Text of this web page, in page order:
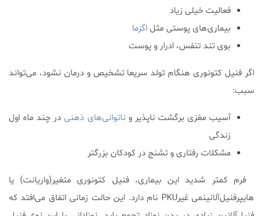
فعالیت خیلی زیاد
بیماری‌های پوستی مثلاگزما
بوی تند تنفس، ادرار و پوست
اگر فنیل کتونوری هنگام تولد سریعا تشخیص و درمان نشود، می‌تواند
سبب:
آسیب مغزی برگشت ناپذیر و ناتوانی‌های ذهنیدر چند ماه اول
زندگی
مشکلات رفتاری و تشنج در کودکان بزرگتر
فرم کمتر شدید این بیماری، فنیل کتونوری متغیر(واریانت) یا
هایپرفنیل‌آلانینمی غیرPKU نام دارد. این حالت زمانی اتفاق می‌افتد که